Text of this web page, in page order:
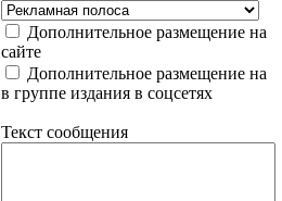
Дополнительное размещение на
сайте
Дополнительное размещение на
в группе издания в соцсетях
Текст сообщения